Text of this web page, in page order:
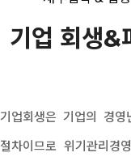
기업 회생&
기업회생은 기업의 경
절차이므로 위기관리경